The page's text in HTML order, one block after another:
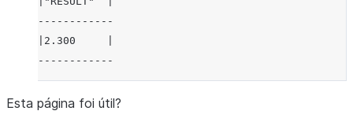
------------
|2.300     |
------------
Esta página foi útil?